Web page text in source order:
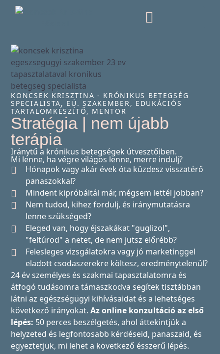
KONCSEK KRISZTINA - KRÓNIKUS BETEGSÉG
SPECIALISTA, EÜ. SZAKEMBER, EDUKÁCIÓS
TARTALOMKÉSZÍTŐ, MENTOR
Stratégia | nem újabb
terápia
Iránytű a krónikus betegségek útvesztőiben.
Mi lenne, ha végre világos lenne, merre indulj?
Hónapok vagy akár évek óta küzdesz visszatérő
panaszokkal?
Mindent kipróbáltál már, mégsem lettél jobban?
Nem tudod, kihez fordulj, és iránymutatásra
lenne szükséged?
Eleged van, hogy éjszakákat "guglizol",
"feltúrod" a netet, de nem jutsz előrébb?
Felesleges vizsgálatokra vagy jó marketinggel
eladott csodaszerekre költesz, eredménytelenül?
24 év személyes és szakmai tapasztalatomra és
átfogó tudásomra támaszkodva segítek tisztábban
látni az egészségügyi kihívásaidat és a lehetséges
következő irányokat.Az online konzultáció az első
lépés: 50 perces beszélgetés, ahol áttekintjük a
helyzeted és legfontosabb kérdéseid, panaszaid, és
egyeztetjük, mi lehet a következő ésszerű lépés.